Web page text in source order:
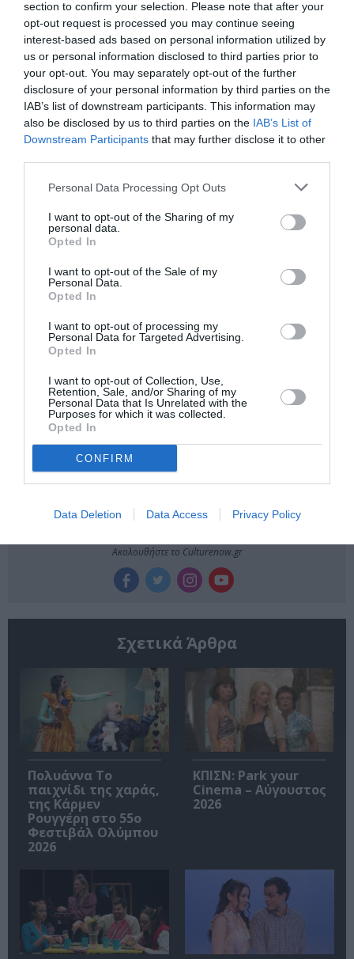
section to confirm your selection. Please note that after your
opt-out request is processed you may continue seeing
interest-based ads based on personal information utilized by
us or personal information disclosed to third parties prior to
your opt-out. You may separately opt-out of the further
disclosure of your personal information by third parties on the
IAB’s list of downstream participants. This information may
also be disclosed by us to third parties on the IAB’s List of
Downstream Participants that may further disclose it to other
Personal Data Processing Opt Outs
I want to opt-out of the Sharing of my
personal data.
Opted In
I want to opt-out of the Sale of my
Personal Data.
Opted In
I want to opt-out of processing my
Personal Data for Targeted Advertising.
Opted In
I want to opt-out of Collection, Use,
Retention, Sale, and/or Sharing of my
Personal Data that Is Unrelated with the
Purposes for which it was collected.
Opted In
CONFIRM
Data Deletion Data Access Privacy Policy
Ακολουθήστε το Culturenow.gr στοGoogle News
μάθετε πρώτοι όλες τις ειδήσεις
Δείτε όλα τα τελευταία νέαγια την Τέχνη και τον
Πολιτισμό στοCulturenow.gr
Νέοι Διαγωνισμοί❯
ΔΡΑΣΤΗΡΙΟΤΗΤΕΣ ΓΙΑ ΠΑΙΔΙΑ
ΕΚΔΟΣΕΙΣ ΨΥΧΟΓΙΟΣ
ΛΕΥΤΕΡΗΣ ΕΛΕΥΘΕΡΙΟΥ
ΠΑΙΔΙΚΕΣ ΠΑΡΑΣΤΑΣΕΙΣ ΚΑΙ ΕΚΘΕΣΕΙΣ ΓΙΑ ΠΑΙΔΙΑ
Newsletter
Κάθε βδομάδα στο e-mail σας τα τελευταία νέα για
την Τέχνη και τον Πολιτισμό!
Ακολουθήστε το Culturenow.gr
Σχετικά Άρθρα
Πολυάννα Το
παιχνίδι της χαράς,
της Κάρμεν
Ρουγγέρη στο 55ο
Φεστιβάλ Ολύμπου
2026
ΚΠΙΣΝ: Park your
Cinema – Αύγουστος
2026